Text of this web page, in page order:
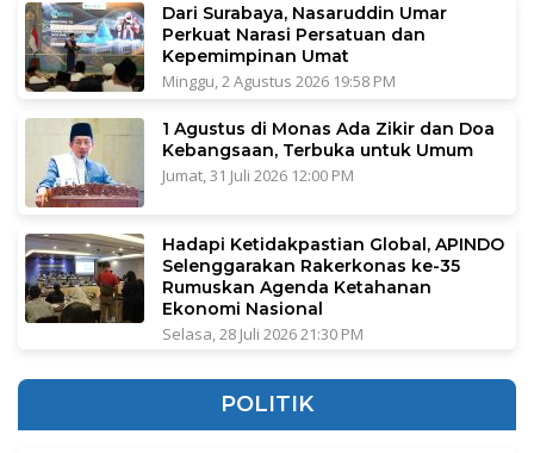
Dari Surabaya, Nasaruddin Umar
Perkuat Narasi Persatuan dan
Kepemimpinan Umat
Minggu, 2 Agustus 2026 19:58 PM
1 Agustus di Monas Ada Zikir dan Doa
Kebangsaan, Terbuka untuk Umum
Jumat, 31 Juli 2026 12:00 PM
Hadapi Ketidakpastian Global, APINDO
Selenggarakan Rakerkonas ke-35
Rumuskan Agenda Ketahanan
Ekonomi Nasional
Selasa, 28 Juli 2026 21:30 PM
POLITIK